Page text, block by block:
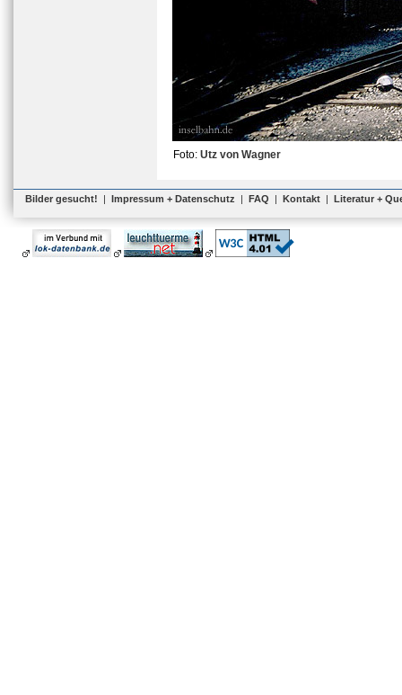
Foto: Utz von Wagner
Bilder gesucht! | Impressum + Datenschutz | FAQ | Kontakt | Literatur +